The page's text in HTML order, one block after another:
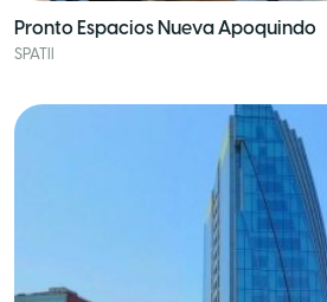
Pronto Espacios Nueva Apoquindo
SPATII